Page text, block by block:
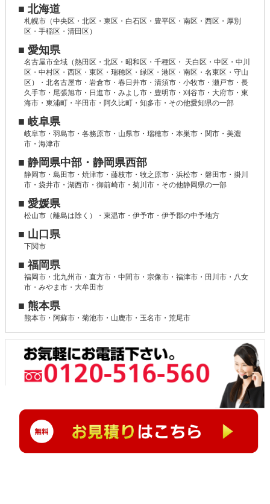
■ 北海道
札幌市（中央区・北区・東区・白石区・豊平区・南区・西区・厚別
区・手稲区・清田区）
■ 愛知県
名古屋市全域（熱田区・北区・昭和区・千種区・ 天白区・中区・中川
区・中村区・西区・東区・瑞穂区・緑区・港区・南区・名東区・守山
区）・北名古屋市・岩倉市・春日井市・清須市・小牧市・瀬戸市・長
久手市・尾張旭市・日進市・みよし市・豊明市・刈谷市・大府市・東
海市・東浦町・半田市・阿久比町・知多市・その他愛知県の一部
■ 岐阜県
岐阜市・羽島市・各務原市・山県市・瑞穂市・本巣市・関市・美濃
市・海津市
■ 静岡県中部・静岡県西部
静岡市・島田市・焼津市・藤枝市・牧之原市・浜松市・磐田市・掛川
市・袋井市・湖西市・御前崎市・菊川市・その他静岡県の一部
■ 愛媛県
松山市（離島は除く）・東温市・伊予市・伊予郡の中予地方
■ 山口県
下関市
■ 福岡県
福岡市・北九州市・直方市・中間市・宗像市・福津市・田川市・八女
市・みやま市・大牟田市
■ 熊本県
熊本市・阿蘇市・菊池市・山鹿市・玉名市・荒尾市